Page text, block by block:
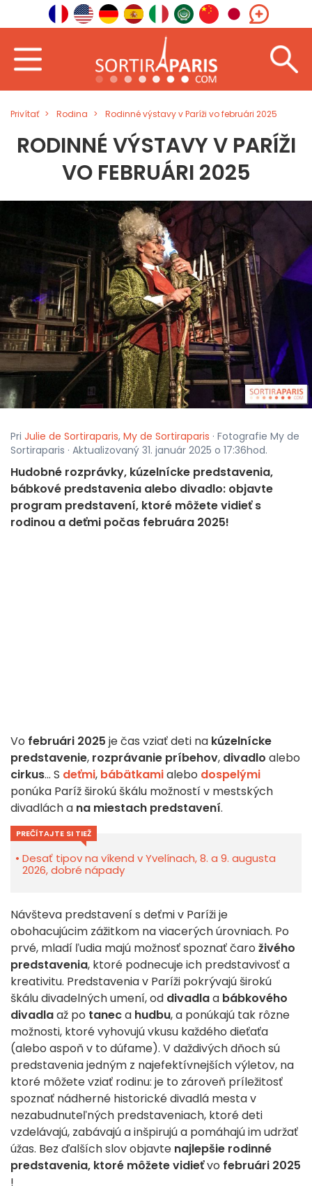
Privítať Rodina Rodinné výstavy v Paríži vo februári 2025
RODINNÉ VÝSTAVY V PARÍŽI
VO FEBRUÁRI 2025
Pri Julie de Sortiraparis, My de Sortiraparis · Fotografie My de
Sortiraparis · Aktualizovaný 31. január 2025 o 17:36hod.
Hudobné rozprávky, kúzelnícke predstavenia,
bábkové predstavenia alebo divadlo: objavte
program predstavení, ktoré môžete vidieť s
rodinou a deťmi počas februára 2025!
Vo februári 2025 je čas vziať deti na kúzelnícke
predstavenie, rozprávanie príbehov, divadlo alebo
cirkus... S deťmi, bábätkamialebo dospelými
ponúka Paríž širokú škálu možností v mestských
divadlách a na miestach predstavení.
PREČÍTAJTE SI TIEŽ
Desať tipov na víkend v Yvelínach, 8. a 9. augusta
2026, dobré nápady
Návšteva predstavení s deťmi v Paríži je
obohacujúcim zážitkom na viacerých úrovniach. Po
prvé, mladí ľudia majú možnosť spoznať čaro živého
predstavenia, ktoré podnecuje ich predstavivosť a
kreativitu. Predstavenia v Paríži pokrývajú širokú
škálu divadelných umení, od divadlaa bábkového
divadlaaž po taneca hudbu, a ponúkajú tak rôzne
možnosti, ktoré vyhovujú vkusu každého dieťaťa
(alebo aspoň v to dúfame). V daždivých dňoch sú
predstavenia jedným z najefektívnejších výletov, na
ktoré môžete vziať rodinu: je to zároveň príležitosť
spoznať nádherné historické divadlá mesta v
nezabudnuteľných predstaveniach, ktoré deti
vzdelávajú, zabávajú a inšpirujú a pomáhajú im udržať
úžas. Bez ďalších slov objavte najlepšie rodinné
predstavenia, ktoré môžete vidieťvo februári 2025
!